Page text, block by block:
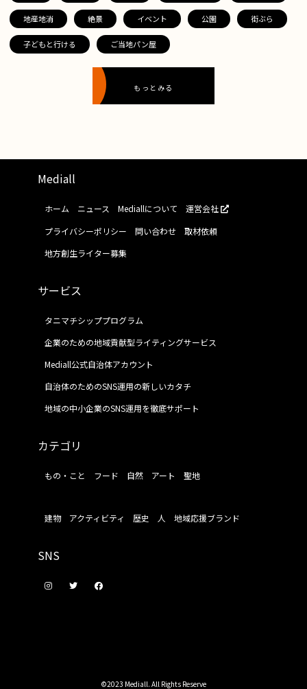
地産地消 絶景 イベント 公園 街ぶら
子どもと行ける ご当地パン屋
もっとみる
Mediall
ホーム ニュース Mediallについて
運営会社
プライバシーポリシー
問い合わせ
取材依頼
地方創生ライター募集
サービス
タニマチシッププログラム
企業のための地域貢献型ライティングサービス
Mediall公式自治体アカウント
自治体のためのSNS運用の新しいカタチ
地域の中小企業のSNS運用を徹底サポート
カテゴリ
もの・こと フード 自然 アート 聖地
建物 アクティビティ 歴史 人 地域応援ブランド
SNS
©2023 Mediall. All Rights Reserve